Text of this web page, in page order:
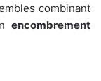
combinant
encombrement